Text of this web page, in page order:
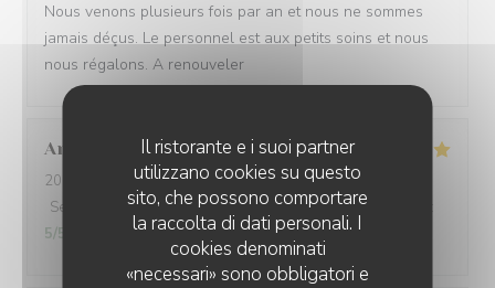
Il ristorante e i suoi partner
utilizzano cookies su questo
sito, che possono comportare
la raccolta di dati personali. I
cookies denominati
«necessari» sono obbligatori e
Nous venons plusieurs fois par an et nous ne sommes
jamais déçus. Le personnel est aux petits soins et nous
nous régalons. A renouveler
Anouk
2026-08-02
- 13:00 - Ospiti 3
Servizio
/5 Atmosfera:5/5 Cucina: 5/5 Qualità / Prezzo
5/5